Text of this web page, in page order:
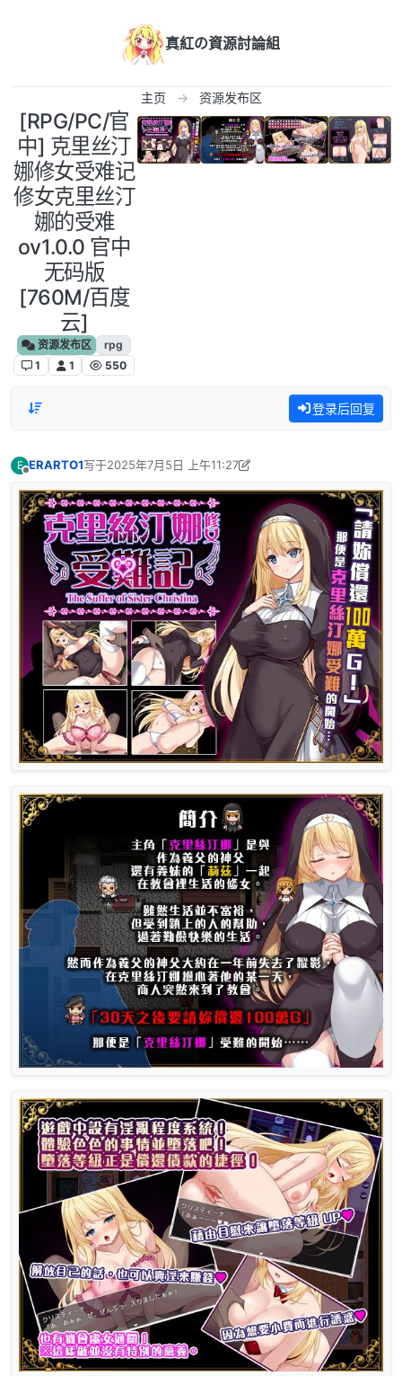
真紅の資源討論組
主页 资源发布区
[RPG/PC/官
中] 克里丝汀
娜修女受难记
修女克里丝汀
娜的受难
ov1.0.0 官中
无码版
[760M/百度
云]
资源发布区
rpg
1
1 550
登录后回复
E ERARTO1写于2025年7月5日 上午11:27
最后由 hwjking 编辑2025年7月5日 上午6:27